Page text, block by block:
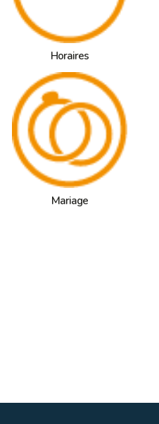
Horaires
Mariage